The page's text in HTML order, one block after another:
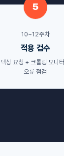
5
10~12주차
적용 검수
싱 요청 + 크롤링 모니
오류 점검